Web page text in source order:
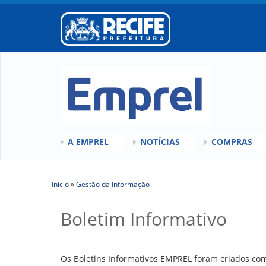
A EMPREL
VÍDEOS
CONSELHOS
LOCALIZAÇÃO
GESTORES
NOTÍCIAS COMPRAS
Você está aqui
Início»Gestão da Informação
Boletim Informativo
Os Boletins Informativos EMPREL foram criados